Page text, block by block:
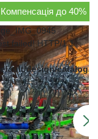
Компенсація до 40%
failed! HTTP/1.1
design/catalog/